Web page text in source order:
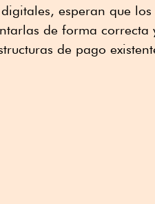
esperan que
de forma
de pago